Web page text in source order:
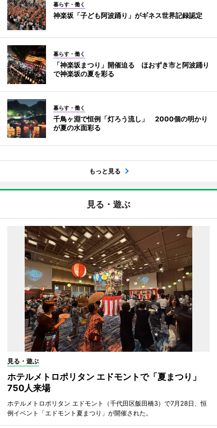
暮らす・働く
神楽坂「子ども阿波踊り」がギネス世界記録認定
暮らす・働く
「神楽坂まつり」開催迫る ほおずき市と阿波踊り
で神楽坂の夏を彩る
暮らす・働く
千鳥ヶ淵で恒例「灯ろう流し」 2000個の明かり
が夏の水面彩る
もっと見る
見る・遊ぶ
見る・遊ぶ
ホテルメトロポリタン エドモントで「夏まつり」
750人来場
ホテルメトロポリタン エドモント（千代田区飯田橋3）で7月28日、恒
例イベント「エドモント夏まつり」が開催された。